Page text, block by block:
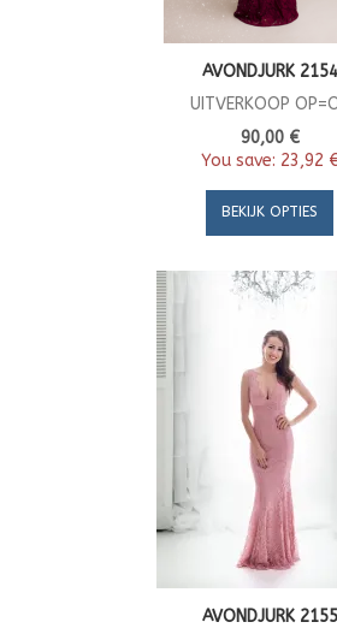
AVONDJURK 2154
UITVERKOOP
90,00 €
You save: 23,92
BEKIJK OPTIES
AVONDJURK 2155